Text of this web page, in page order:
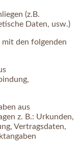
(z.B.
Daten, usw.)
mit den folgenden
aus
z. B.: Urkunden,
Vertragsdaten,